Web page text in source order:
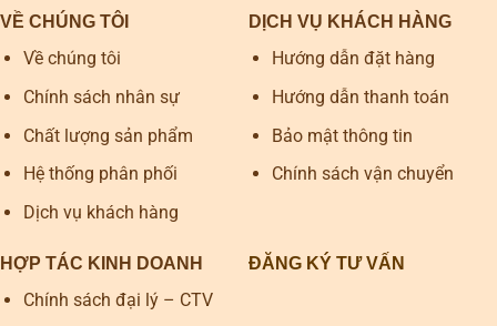
VỀ CHÚNG TÔI
Về chúng tôi
Chính sách nhân sự
Chất lượng sản phẩm
Hệ thống phân phối
Dịch vụ khách hàng
DỊCH VỤ KHÁCH HÀNG
Hướng dẫn đặt hàng
Hướng dẫn thanh toán
Bảo mật thông tin
Chính sách vận chuyển
HỢP TÁC KINH DOANH
Chính sách đại lý – CTV
ĐĂNG KÝ TƯ VẤN